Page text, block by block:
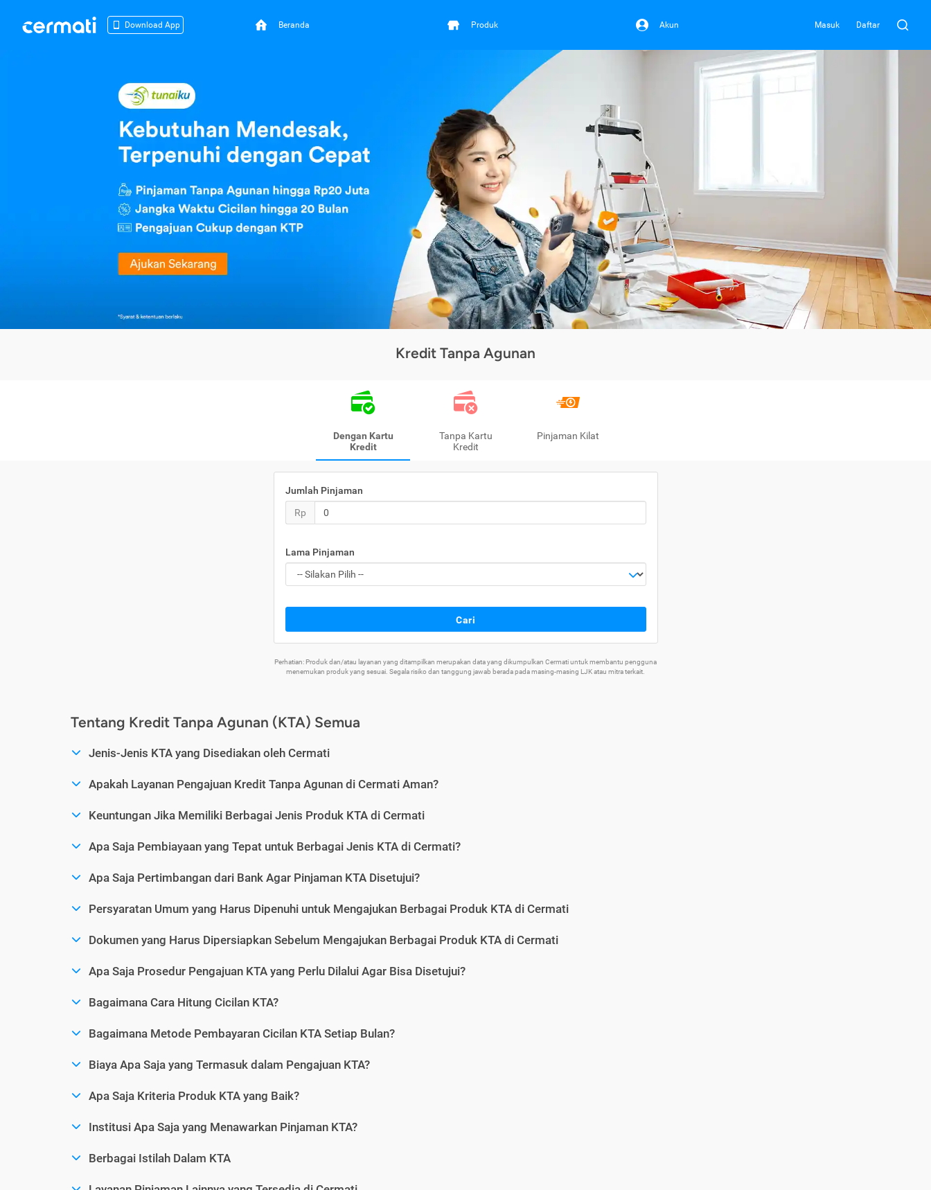
Download App Beranda Produk Akun Masuk Daftar
Kredit Tanpa Agunan
Dengan Kartu
Kredit
Tanpa Kartu
Kredit
Pinjaman Kilat
Jumlah Pinjaman
Rp
Lama Pinjaman
Cari
Perhatian: Produk dan/atau layanan yang ditampilkan merupakan data yang dikumpulkan Cermati untuk membantu pengguna
menemukan produk yang sesuai. Segala risiko dan tanggung jawab berada pada masing-masing LJK atau mitra terkait.
Tentang Kredit Tanpa Agunan (KTA) Semua
Jenis-Jenis KTA yang Disediakan oleh Cermati
Apakah Layanan Pengajuan Kredit Tanpa Agunan di Cermati Aman?
Keuntungan Jika Memiliki Berbagai Jenis Produk KTA di Cermati
Apa Saja Pembiayaan yang Tepat untuk Berbagai Jenis KTA di Cermati?
Apa Saja Pertimbangan dari Bank Agar Pinjaman KTA Disetujui?
Persyaratan Umum yang Harus Dipenuhi untuk Mengajukan Berbagai Produk KTA di Cermati
Dokumen yang Harus Dipersiapkan Sebelum Mengajukan Berbagai Produk KTA di Cermati
Apa Saja Prosedur Pengajuan KTA yang Perlu Dilalui Agar Bisa Disetujui?
Bagaimana Cara Hitung Cicilan KTA?
Bagaimana Metode Pembayaran Cicilan KTA Setiap Bulan?
Biaya Apa Saja yang Termasuk dalam Pengajuan KTA?
Apa Saja Kriteria Produk KTA yang Baik?
Institusi Apa Saja yang Menawarkan Pinjaman KTA?
Berbagai Istilah Dalam KTA